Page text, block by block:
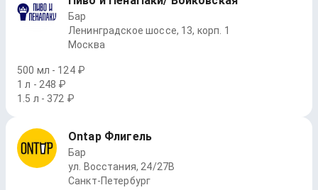
Бар
Ленинградское шоссе, 13, корп. 1
Москва
500 мл - 124 ₽
1 л - 248 ₽
1.5 л - 372 ₽
Ontap Флигель
Бар
ул. Восстания, 24/27В
Санкт-Петербург